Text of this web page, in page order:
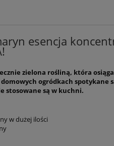
masek
esencja
zielona rośliną, która
ogródkach spotykane
stosowane są w kuchni.
w dużej ilości